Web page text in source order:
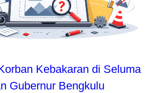
Kebakaran di Seluma
Gubernur Bengkulu